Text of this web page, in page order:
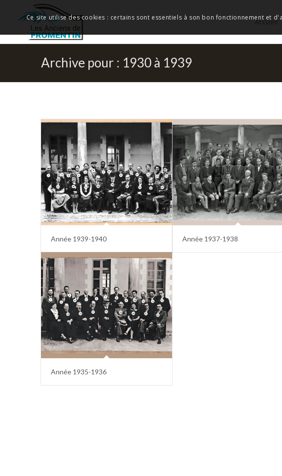
Accueil
Archive pour : 1930 à 1939
Année 1939-1940 Année 1937-1938
Année 1935-1936
Ce site utilise des cookies : certains sont essentiels à son bon fonctionnement et